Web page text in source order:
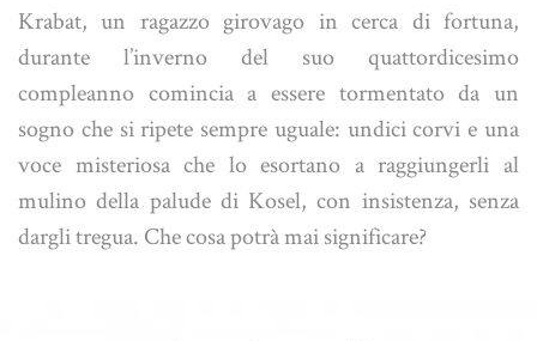
Krabat, un ragazzo girovago in cerca di fortuna,
durante l’inverno del suo quattordicesimo
compleanno comincia a essere tormentato da un
sogno che si ripete sempre uguale: undici corvi e una
voce misteriosa che lo esortano a raggiungerli al
mulino della palude di Kosel, con insistenza, senza
dargli tregua. Che cosa potrà mai significare?